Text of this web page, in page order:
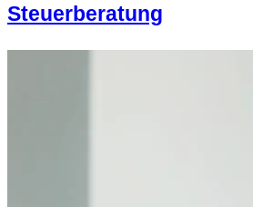
Steuerberatung